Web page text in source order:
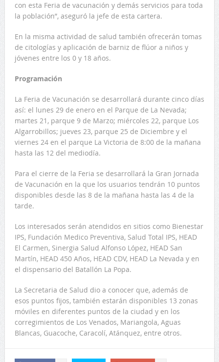
con esta Feria de vacunación y demás servicios para toda
la población”, aseguró la jefe de esta cartera.
En la misma actividad de salud también ofrecerán tomas
de citologías y aplicación de barniz de flúor a niños y
jóvenes entre los 0 y 18 años.
Programación
La Feria de Vacunación se desarrollará durante cinco días
así: el lunes 29 de enero en el Parque de La Nevada;
martes 21, parque 9 de Marzo; miércoles 22, parque Los
Algarrobillos; jueves 23, parque 25 de Diciembre y el
viernes 24 en el parque La Victoria de 8:00 de la mañana
hasta las 12 del mediodía.
Para el cierre de la Feria se desarrollará la Gran Jornada
de Vacunación en la que los usuarios tendrán 10 puntos
disponibles desde las 8 de la mañana hasta las 4 de la
tarde.
Los interesados serán atendidos en sitios como Bienestar
IPS, Fundación Medico Preventiva, Salud Total IPS, HEAD
El Carmen, Sinergia Salud Alfonso López, HEAD San
Martín, HEAD 450 Años, HEAD CDV, HEAD La Nevada y en
el dispensario del Batallón La Popa.
La Secretaria de Salud dio a conocer que, además de
esos puntos fijos, también estarán disponibles 13 zonas
móviles en diferentes puntos de la ciudad y en los
corregimientos de Los Venados, Mariangola, Aguas
Blancas, Guacoche, Caracolí, Atánquez, entre otros.